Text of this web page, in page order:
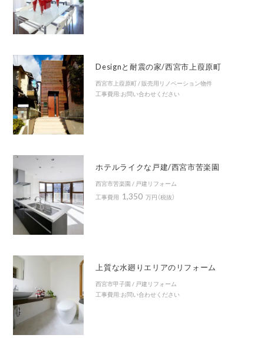
Designと耐震の家/西宮市上葭原町
西宮市上葭原町 / 販売用リノベーション物件
工事費用:お問い合わせください
ホテルライクな戸建/西宮市苦楽園
西宮市苦楽園 / 戸建リフォーム
工事費用 1,350 万円（税抜）
上質な水廻りエリアのリフォーム
西宮市甲子園 / 戸建リフォーム
工事費用:お問い合わせください